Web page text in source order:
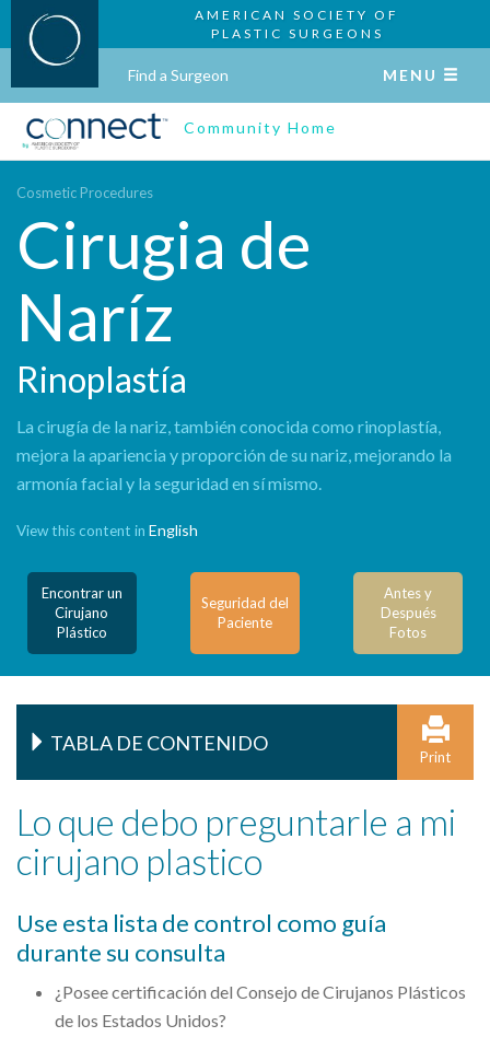
AMERICAN SOCIETY OF
PLASTIC SURGEONS
Find a Surgeon MENU
Community Home
Cosmetic Procedures
Cirugia de
Naríz
Rinoplastía
La cirugía de la nariz, también conocida como rinoplastía,
mejora la apariencia y proporción de su nariz, mejorando la
armonía facial y la seguridad en sí mismo.
View this content in English
Encontrar un
Cirujano
Plástico
Seguridad del
Paciente
Antes y
Después
Fotos
TABLA DE CONTENIDO
Print
Lo que debo preguntarle a mi
cirujano plastico
Use esta lista de control como guía
durante su consulta
¿Posee certificación del Consejo de Cirujanos Plásticos
de los Estados Unidos?